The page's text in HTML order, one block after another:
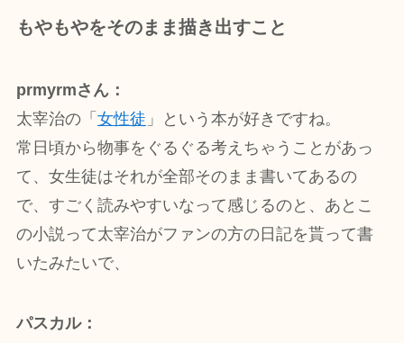
もやもやをそのまま描き出すこと
prmyrmさん：
太宰治の「 女性徒 」という本が好きですね。
常日頃から物事をぐるぐる考えちゃうことがあっ
て、女生徒はそれが全部そのまま書いてあるの
で、すごく読みやすいなって感じるのと、あとこ
の小説って太宰治がファンの方の日記を貰って書
いたみたいで、
パスカル：